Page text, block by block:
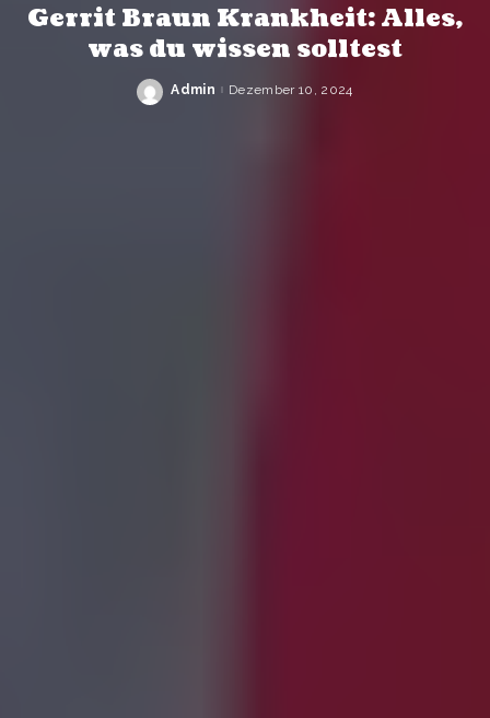
Gerrit Braun Krankheit: Alles,
was du wissen solltest
Posted
Admin Dezember 10, 2024